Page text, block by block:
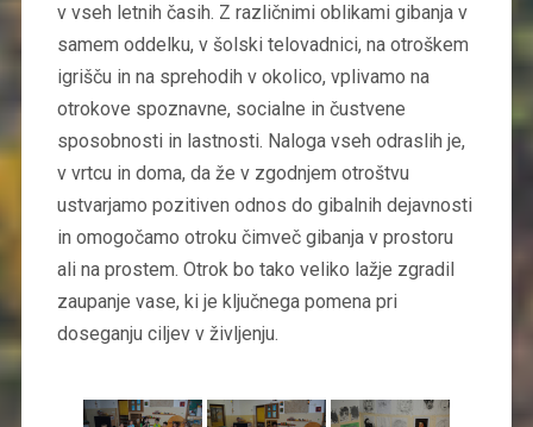
v vseh letnih časih. Z različnimi oblikami gibanja v
samem oddelku, v šolski telovadnici, na otroškem
igrišču in na sprehodih v okolico, vplivamo na
otrokove spoznavne, socialne in čustvene
sposobnosti in lastnosti. Naloga vseh odraslih je,
v vrtcu in doma, da že v zgodnjem otroštvu
ustvarjamo pozitiven odnos do gibalnih dejavnosti
in omogočamo otroku čimveč gibanja v prostoru
ali na prostem. Otrok bo tako veliko lažje zgradil
zaupanje vase, ki je ključnega pomena pri
doseganju ciljev v življenju.